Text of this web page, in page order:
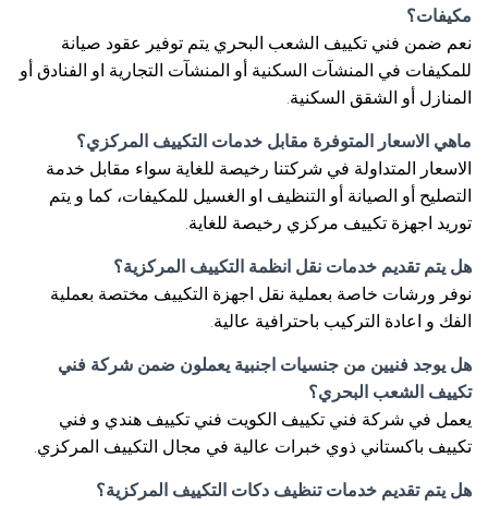
مكيفات؟
نعم ضمن فني تكييف الشعب البحري يتم توفير عقود صيانة
للمكيفات في المنشآت السكنية أو المنشآت التجارية او الفنادق أو
المنازل أو الشقق السكنية.
ماهي الاسعار المتوفرة مقابل خدمات التكييف المركزي؟
الاسعار المتداولة في شركتنا رخيصة للغاية سواء مقابل خدمة
التصليح أو الصيانة أو التنظيف او الغسيل للمكيفات، كما و يتم
توريد اجهزة تكييف مركزي رخيصة للغاية.
هل يتم تقديم خدمات نقل انظمة التكييف المركزية؟
نوفر ورشات خاصة بعملية نقل اجهزة التكييف مختصة بعملية
الفك و اعادة التركيب باحترافية عالية.
هل يوجد فنيين من جنسيات اجنبية يعملون ضمن شركة فني
تكييف الشعب البحري؟
يعمل في شركة فني تكييف الكويت فني تكييف هندي و فني
تكييف باكستاني ذوي خبرات عالية في مجال التكييف المركزي.
هل يتم تقديم خدمات تنظيف دكات التكييف المركزية؟